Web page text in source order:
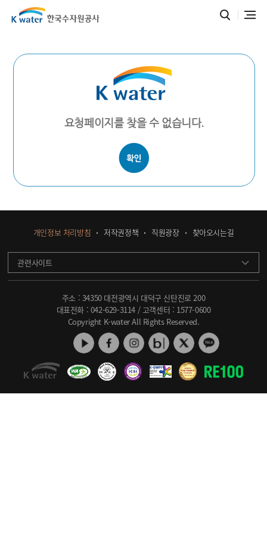
요청페이지를 찾을 수 없습니다.
개인정보 처리방침 저작권정책 직원광장 찾아오시는길
관련사이트
주소 : 34350 대전광역시 대덕구 신탄진로 200
대표전화 : 042-629-3114 / 고객센터 : 1577-0600
Copyright K-water All Rights Reserved.